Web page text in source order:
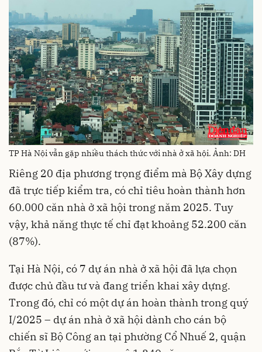
TP Hà Nội vẫn gặp nhiều thách thức với nhà ở xã hội. Ảnh: DH
Riêng 20 địa phương trọng điểm mà Bộ Xây dựng
đã trực tiếp kiểm tra, có chỉ tiêu hoàn thành hơn
60.000 căn nhà ở xã hội trong năm 2025. Tuy
vậy, khả năng thực tế chỉ đạt khoảng 52.200 căn
(87%).
Tại Hà Nội, có 7 dự án nhà ở xã hội đã lựa chọn
được chủ đầu tư và đang triển khai xây dựng.
Trong đó, chỉ có một dự án hoàn thành trong quý
I/2025 – dự án nhà ở xã hội dành cho cán bộ
chiến sĩ Bộ Công an tại phường Cổ Nhuế 2, quận